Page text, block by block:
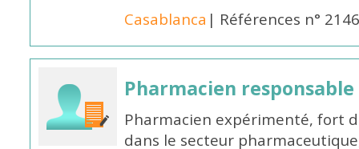
Casablanca | Références n°
Pharmacien responsable
Pharmacien expérimenté, fort
dans le secteur